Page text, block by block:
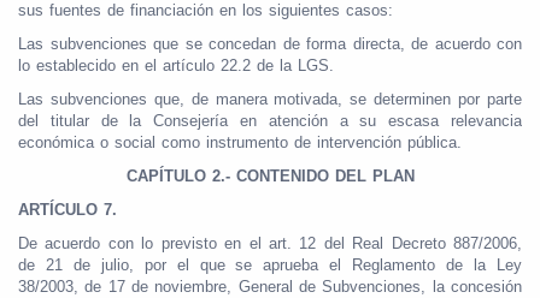
sus fuentes de financiación en los siguientes casos:
Las subvenciones que se concedan de forma directa, de acuerdo con
lo establecido en el artículo 22.2 de la LGS.
Las subvenciones que, de manera motivada, se determinen por parte
del titular de la Consejería en atención a su escasa relevancia
económica o social como instrumento de intervención pública.
CAPÍTULO 2.- CONTENIDO DEL PLAN
ARTÍCULO 7.
De acuerdo con lo previsto en el art. 12 del Real Decreto 887/2006,
de 21 de julio, por el que se aprueba el Reglamento de la Ley
38/2003, de 17 de noviembre, General de Subvenciones, la concesión